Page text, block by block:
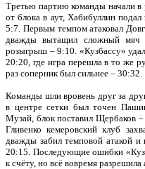
Третью партию команды начали
от блока в аут, Хабибуллин
5:7. Первым темпом атаковал
дважды вытащил сложный мяч
розыгрыш – 9:10. «Кузбассу»
20:20, где игра перешла в то же
раз соперник был сильнее – 30:32.
Команды шли вровень друг за
в центре сетки был точен
Музай, блок поставил Щербаков
Гливенко кемеровский клуб
дважды забил темповой атакой и
20:15. Последующие ошибки
к счёту, но всё вовремя